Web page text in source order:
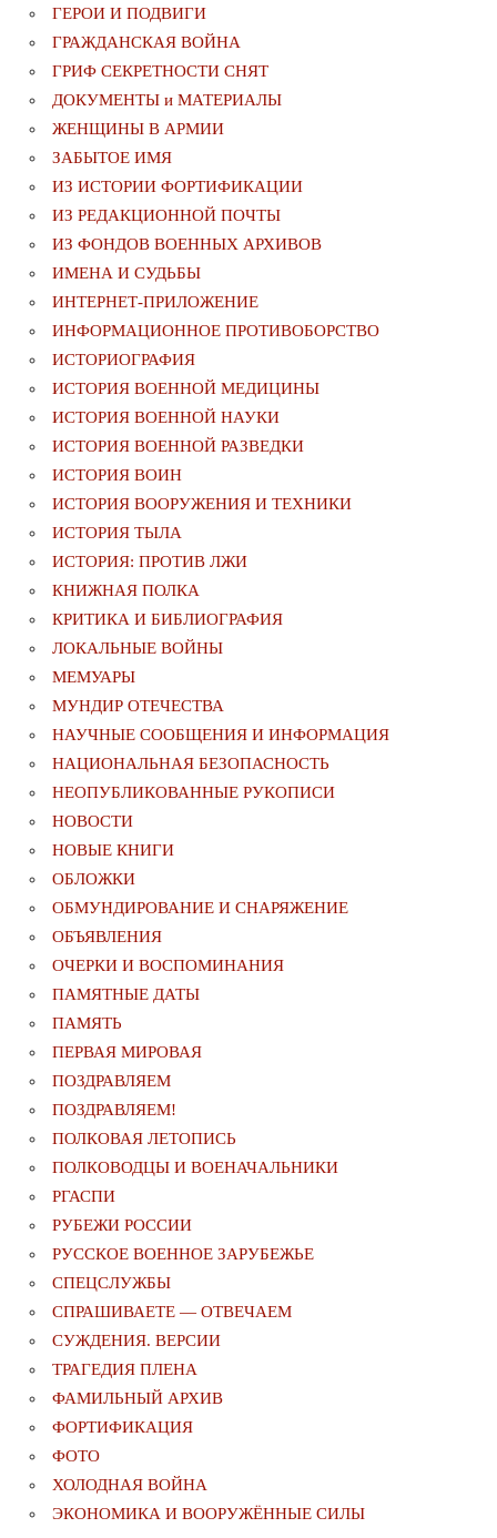
ГЕРОИ И ПОДВИГИ
ГРАЖДАНСКАЯ ВОЙНА
ГРИФ СЕКРЕТНОСТИ СНЯТ
ДОКУМЕНТЫ и МАТЕРИАЛЫ
ЖЕНЩИНЫ В АРМИИ
ЗАБЫТОЕ ИМЯ
ИЗ ИСТОРИИ ФОРТИФИКАЦИИ
ИЗ РЕДАКЦИОННОЙ ПОЧТЫ
ИЗ ФОНДОВ ВОЕННЫХ АРХИВОВ
ИМЕНА И СУДЬБЫ
ИНТЕРНЕТ-ПРИЛОЖЕНИЕ
ИНФОРМАЦИОННОЕ ПРОТИВОБОРСТВО
ИСТОРИОГРАФИЯ
ИСТОРИЯ ВОЕННОЙ МЕДИЦИНЫ
ИСТОРИЯ ВОЕННОЙ НАУКИ
ИСТОРИЯ ВОЕННОЙ РАЗВЕДКИ
ИСТОРИЯ ВОИН
ИСТОРИЯ ВООРУЖЕНИЯ И ТЕХНИКИ
ИСТОРИЯ ТЫЛА
ИСТОРИЯ: ПРОТИВ ЛЖИ
КНИЖНАЯ ПОЛКА
КРИТИКА И БИБЛИОГРАФИЯ
ЛОКАЛЬНЫЕ ВОЙНЫ
МЕМУАРЫ
МУНДИР ОТЕЧЕСТВА
НАУЧНЫЕ СООБЩЕНИЯ И ИНФОРМАЦИЯ
НАЦИОНАЛЬНАЯ БЕЗОПАСНОСТЬ
НЕОПУБЛИКОВАННЫЕ РУКОПИСИ
НОВОСТИ
НОВЫЕ КНИГИ
ОБЛОЖКИ
ОБМУНДИРОВАНИЕ И СНАРЯЖЕНИЕ
ОБЪЯВЛЕНИЯ
ОЧЕРКИ И ВОСПОМИНАНИЯ
ПАМЯТНЫЕ ДАТЫ
ПАМЯТЬ
ПЕРВАЯ МИРОВАЯ
ПОЗДРАВЛЯЕМ
ПОЗДРАВЛЯЕМ!
ПОЛКОВАЯ ЛЕТОПИСЬ
ПОЛКОВОДЦЫ И ВОЕНАЧАЛЬНИКИ
РГАСПИ
РУБЕЖИ РОССИИ
РУССКОЕ ВОЕННОЕ ЗАРУБЕЖЬЕ
СПЕЦСЛУЖБЫ
СПРАШИВАЕТЕ — ОТВЕЧАЕМ
СУЖДЕНИЯ. ВЕРСИИ
ТРАГЕДИЯ ПЛЕНА
ФАМИЛЬНЫЙ АРХИВ
ФОРТИФИКАЦИЯ
ФОТО
ХОЛОДНАЯ ВОЙНА
ЭКОНОМИКА И ВООРУЖЁННЫЕ СИЛЫ